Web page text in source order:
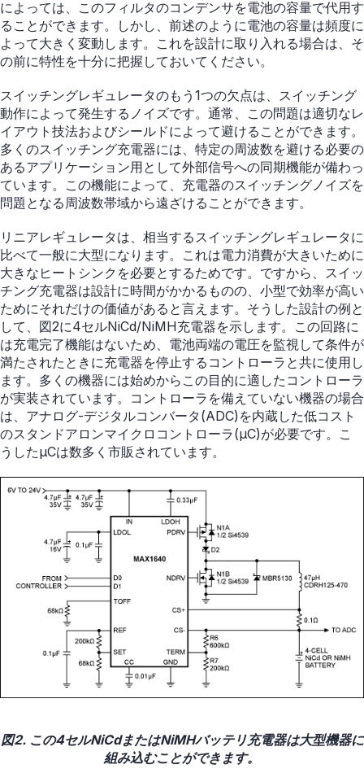
によっては、このフィルタのコンデンサを電池の容量で代用す
ることができます。しかし、前述のように電池の容量は頻度に
よって大きく変動します。これを設計に取り入れる場合は、そ
の前に特性を十分に把握しておいてください。
スイッチングレギュレータのもう1つの欠点は、スイッチング
動作によって発生するノイズです。通常、この問題は適切なレ
イアウト技法およびシールドによって避けることができます。
多くのスイッチング充電器には、特定の周波数を避ける必要の
あるアプリケーション用として外部信号への同期機能が備わっ
ています。この機能によって、充電器のスイッチングノイズを
問題となる周波数帯域から遠ざけることができます。
リニアレギュレータは、相当するスイッチングレギュレータに
比べて一般に大型になります。これは電力消費が大きいために
大きなヒートシンクを必要とするためです。ですから、スイッ
チング充電器は設計に時間がかかるものの、小型で効率が高い
ためにそれだけの価値があると言えます。そうした設計の例と
して、図2に4セルNiCd/NiMH充電器を示します。この回路に
は充電完了機能はないため、電池両端の電圧を監視して条件が
満たされたときに充電器を停止するコントローラと共に使用し
ます。多くの機器には始めからこの目的に適したコントローラ
が実装されています。コントローラを備えていない機器の場合
は、アナログ-デジタルコンバータ(ADC)を内蔵した低コスト
のスタンドアロンマイクロコントローラ(µC)が必要です。こ
うしたµCは数多く市販されています。
図2. この4セルNiCdまたはNiMHバッテリ充電器は大型機器に
組み込むことができます。